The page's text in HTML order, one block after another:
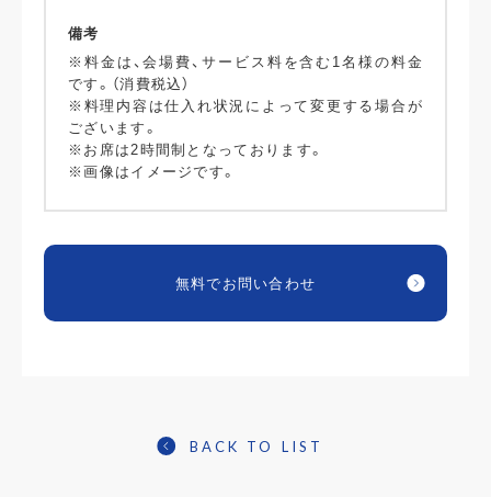
備考
※料金は、会場費、サービス料を含む1名様の料金
です。（消費税込）
※料理内容は仕入れ状況によって変更する場合が
ございます。
※お席は2時間制となっております。
※画像はイメージです。
無料でお問い合わせ
BACK TO LIST